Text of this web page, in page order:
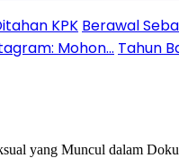
KPK Berawal
Mohon… Tahun